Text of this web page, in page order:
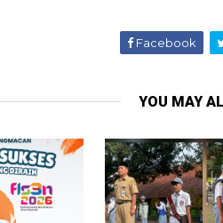
Facebook
YOU MAY